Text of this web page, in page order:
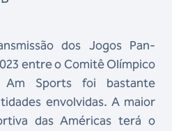
dos Jogos Pan-
entre o Comitê Olímpico
Sports foi bastante
envolvidas. A maior
das Américas terá o